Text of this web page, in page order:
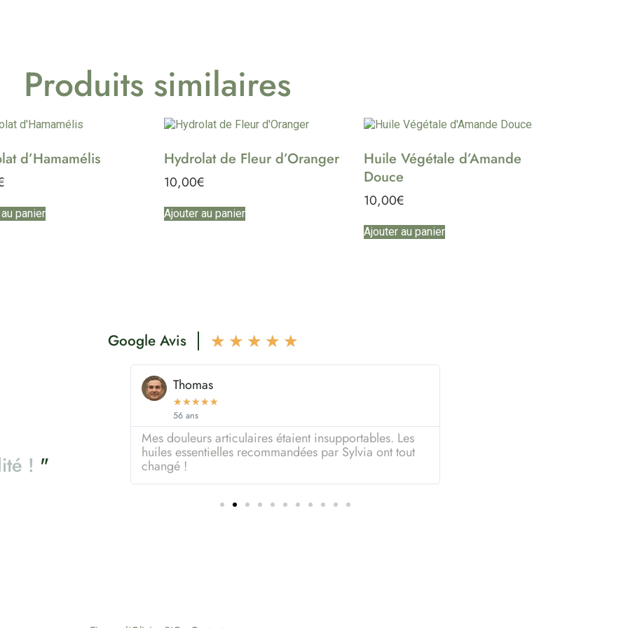
Produits similaires
d’Hamamélis
panier
Hydrolat de Fleur d’Oranger
10,00€
Ajouter au panier
Huile Végétale d’Amande
Douce
10,00€
Ajouter au panier
ité ! "
Google Avis ★ ★ ★ ★ ★
Thomas
★★★★★
56 ans
Mes douleurs articulaires étaient insupportables. Les
huiles essentielles recommandées par Sylvia ont tout
changé !